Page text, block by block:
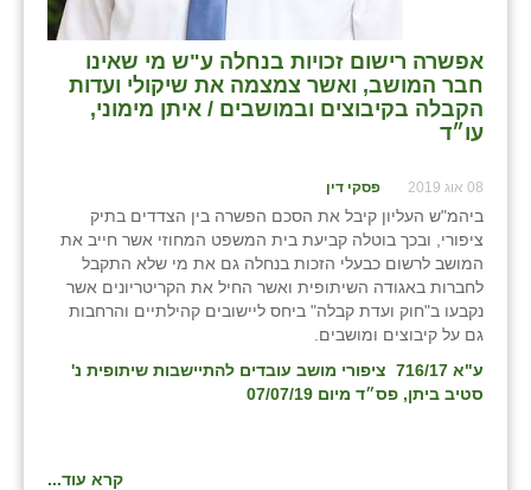
אפשרה רישום זכויות בנחלה ע"ש מי שאינו
חבר המושב, ואשר צמצמה את שיקולי ועדות
הקבלה בקיבוצים ובמושבים / איתן מימוני,
עו״ד
08 אוג 2019 פסקי דין
ביהמ"ש העליון קיבל את הסכם הפשרה בין הצדדים בתיק
ציפורי, ובכך בוטלה קביעת בית המשפט המחוזי אשר חייב את
המושב לרשום כבעלי הזכות בנחלה גם את מי שלא התקבל
לחברות באגודה השיתופית ואשר החיל את הקריטריונים אשר
נקבעו ב"חוק ועדת קבלה" ביחס ליישובים קהילתיים והרחבות
גם על קיבוצים ומושבים.
ע"א 716/17 ציפורי מושב עובדים להתיישבות שיתופית נ'
סטיב ביתן, פס״ד מיום 07/07/19
קרא עוד...